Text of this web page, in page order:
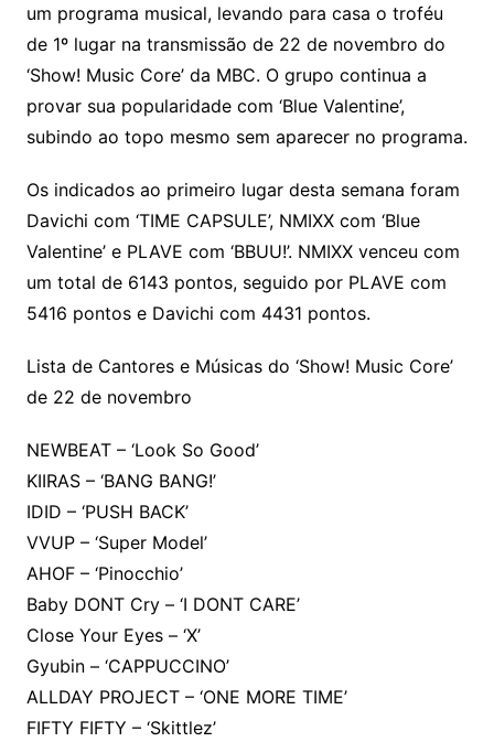
um programa musical, levando para casa o troféu
de 1º lugar na transmissão de 22 de novembro do
‘Show! Music Core’ da MBC. O grupo continua a
provar sua popularidade com ‘Blue Valentine’,
subindo ao topo mesmo sem aparecer no programa.
Os indicados ao primeiro lugar desta semana foram
Davichi com ‘TIME CAPSULE’, NMIXX com ‘Blue
Valentine’ e PLAVE com ‘BBUU!’. NMIXX venceu com
um total de 6143 pontos, seguido por PLAVE com
5416 pontos e Davichi com 4431 pontos.
Lista de Cantores e Músicas do ‘Show! Music Core’
de 22 de novembro
NEWBEAT – ‘Look So Good’
KIIRAS – ‘BANG BANG!’
IDID – ‘PUSH BACK’
VVUP – ‘Super Model’
AHOF – ‘Pinocchio’
Baby DONT Cry – ‘I DONT CARE’
Close Your Eyes – ‘X’
Gyubin – ‘CAPPUCCINO’
ALLDAY PROJECT – ‘ONE MORE TIME’
FIFTY FIFTY – ‘Skittlez’